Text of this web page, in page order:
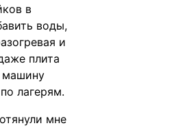
в
воды,
и
плита
машину
лагерям.
мне